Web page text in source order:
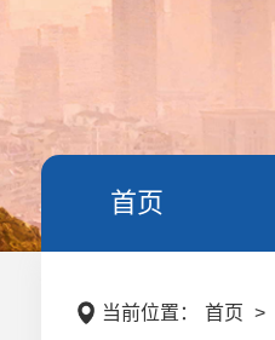
首页
当前位置： 首页 >